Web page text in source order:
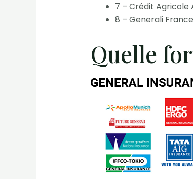
7 – Crédit Agricole
8 – Generali
Quelle